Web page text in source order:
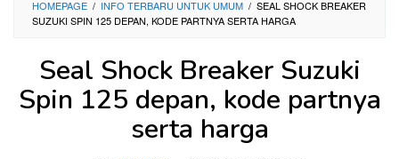
HOMEPAGE / INFO TERBARU UNTUK UMUM / SEAL SHOCK BREAKER
SUZUKI SPIN 125 DEPAN, KODE PARTNYA SERTA HARGA
Seal Shock Breaker Suzuki
Spin 125 depan, kode partnya
serta harga